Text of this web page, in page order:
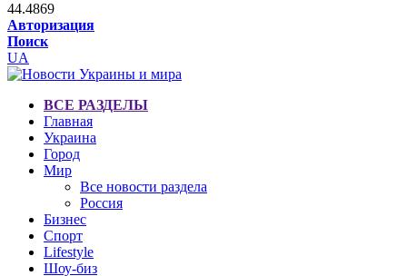
44.4869
Авторизация
Поиск
UA
ВСЕ РАЗДЕЛЫ
Главная
Украина
Город
Мир
Все новости раздела
Россия
Бизнес
Спорт
Lifestyle
Шоу-биз